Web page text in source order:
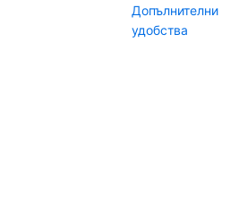
Допълнителни
удобства